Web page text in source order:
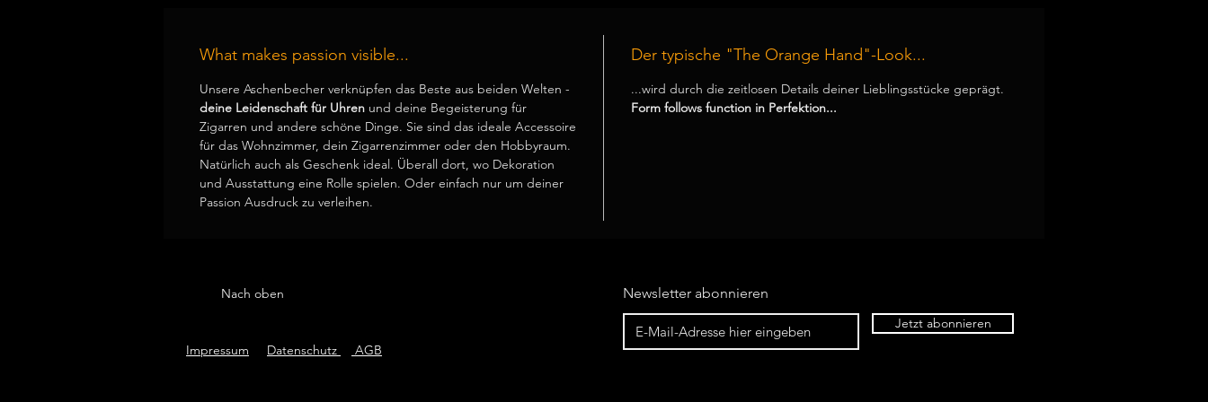
What makes passion visible...
Unsere Aschenbecher verknüpfen das Beste aus beiden Welten -
deine Leidenschaft für Uhren und deine Begeisterung für
Zigarren und andere schöne Dinge. Sie sind das ideale Accessoire
für das Wohnzimmer, dein Zigarrenzimmer oder den Hobbyraum.
Natürlich auch als Geschenk ideal. Überall dort, wo Dekoration
und Ausstattung eine Rolle spielen. Oder einfach nur um deiner
Passion Ausdruck zu verleihen.
Der typische "The Orange Hand"-Look...
...wird durch die zeitlosen Details deiner Lieblingsstücke geprägt.
Form follows function in Perfektion...
Nach oben
Impressum Datenschutz AGB
Newsletter abonnieren
Jetzt abonnieren